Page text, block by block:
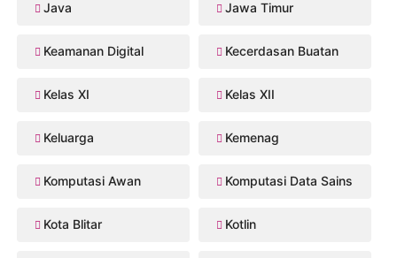
Java Jawa Timur
Keamanan Digital Kecerdasan Buatan
Kelas XI Kelas XII
Keluarga Kemenag
Komputasi Awan Komputasi Data Sains
Kota Blitar Kotlin